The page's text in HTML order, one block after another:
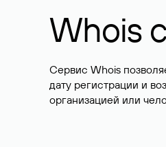
Whois
Сервис Whois
дату регистрации и
организацией или